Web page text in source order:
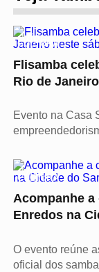
Vídeo
CULTURA
Flisamba
Rio de
Evento na Casa
Vídeo
CULTURA
Acompanhe
Enredos na
O evento reúne
oficial dos